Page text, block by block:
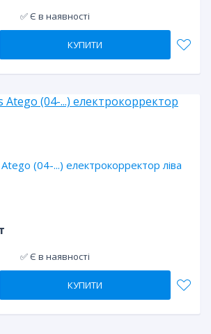
✅ Є в наявності
КУПИТИ
(04-...) електрокорректор ліва
✅ Є в наявності
КУПИТИ